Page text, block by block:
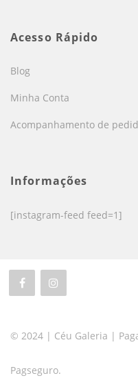
Acesso Rápido
Blog
Minha Conta
Acompanhamento de
Informações
[instagram-feed feed=1]
© 2024 | Céu Galeria |
Pagseguro.